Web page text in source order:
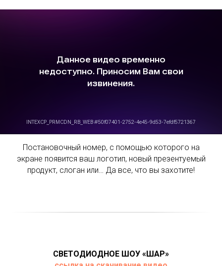
Постановочный номер, с помощью которого на
экране появится ваш логотип, новый презентуемый
продукт, слоган или… Да все, что вы захотите!
СВЕТОДИОДНОЕ ШОУ «ШАР»